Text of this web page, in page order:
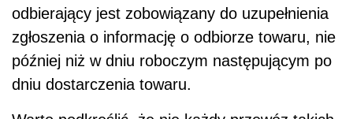
odbierający jest zobowiązany do uzupełnienia
zgłoszenia o informację o odbiorze towaru, nie
później niż w dniu roboczym następującym po
dniu dostarczenia towaru.